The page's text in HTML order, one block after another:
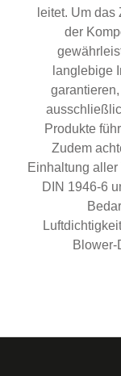
leitet. Um das
der
langlebige
Produkte
Zudem
Einhaltung
DIN 1946-6
Blower-